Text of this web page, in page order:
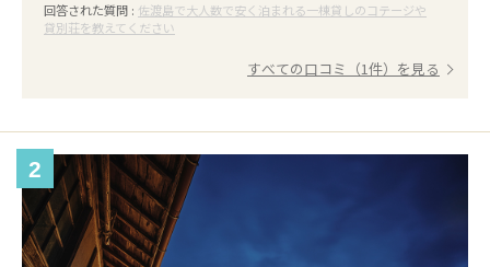
回答された質問 : 佐渡島で大人数で安く泊まれる一棟貸しのコテージや
貸別荘を教えてください
すべての口コミ（1件）を見る
2